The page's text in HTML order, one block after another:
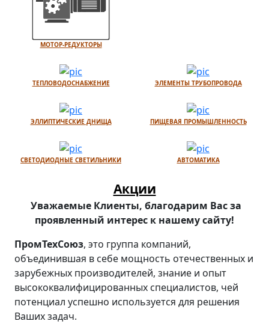
МОТОР-РЕДУКТОРЫ
ТЕПЛОВОДОСНАБЖЕНИЕ ЭЛЕМЕНТЫ ТРУБОПРОВОДА
ЭЛЛИПТИЧЕСКИЕ ДНИЩА ПИЩЕВАЯ ПРОМЫШЛЕННОСТЬ
СВЕТОДИОДНЫЕ СВЕТИЛЬНИКИ АВТОМАТИКА
Акции
Уважаемые Клиенты, благодарим Вас за
проявленный интерес к нашему сайту!
ПромТехСоюз, это группа компаний,
объединившая в себе мощность отечественных и
зарубежных производителей, знание и опыт
высококвалифицированных специалистов, чей
потенциал успешно используется для решения
Ваших задач.